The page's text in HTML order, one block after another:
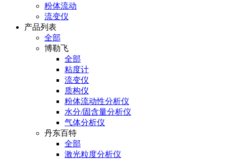
粉体流动
流变仪
产品列表
全部
博勒飞
全部
粘度计
流变仪
质构仪
粉体流动性分析仪
水分/固含量分析仪
气体分析仪
丹东百特
全部
激光粒度分析仪